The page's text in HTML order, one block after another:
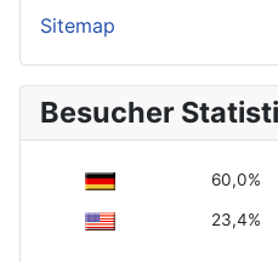
Sitemap
Besucher
60,0%
23,4%